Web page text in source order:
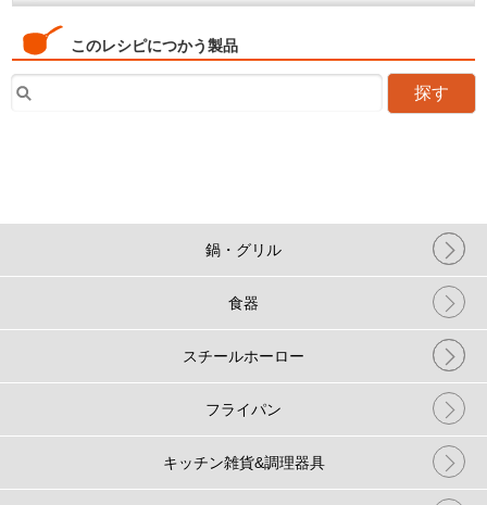
このレシピにつかう製品
探す
鍋・グリル
食器
スチールホーロー
フライパン
キッチン雑貨&調理器具